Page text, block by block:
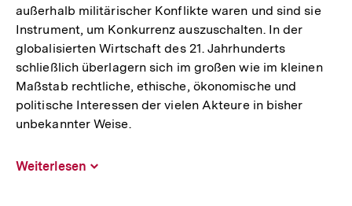
außerhalb militärischer Konflikte waren und sind sie
Instrument, um Konkurrenz auszuschalten. In der
globalisierten Wirtschaft des 21. Jahrhunderts
schließlich überlagern sich im großen wie im kleinen
Maßstab rechtliche, ethische, ökonomische und
politische Interessen der vielen Akteure in bisher
unbekannter Weise.
Weiterlesen